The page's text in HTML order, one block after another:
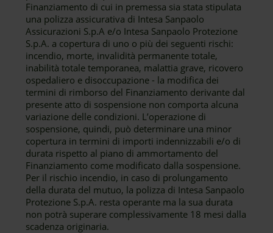
Finanziamento di cui in premessa sia stata stipulata
una polizza assicurativa di Intesa Sanpaolo
Assicurazioni S.p.A e/o Intesa Sanpaolo Protezione
S.p.A. a copertura di uno o più dei seguenti rischi:
incendio, morte, invalidità permanente totale,
inabilità totale temporanea, malattia grave, ricovero
ospedaliero e disoccupazione - la modifica dei
termini di rimborso del Finanziamento derivante dal
presente atto di sospensione non comporta alcuna
variazione delle condizioni. L’operazione di
sospensione, quindi, può determinare una minor
copertura in termini di importi indennizzabili e/o di
durata rispetto al piano di ammortamento del
Finanziamento come modificato dalla sospensione.
Per il rischio incendio, in caso di prolungamento
della durata del mutuo, la polizza di Intesa Sanpaolo
Protezione S.p.A. resta operante ma la sua durata
non potrà superare complessivamente 18 mesi dalla
scadenza originaria.